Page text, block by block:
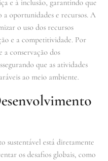
e à inclusão, garantindo que
a oportunidades e recursos. A
o uso dos recursos
e a competitividade. Por
conservação dos
que as atividades
ao meio ambiente.
sustentável está diretamente
os desafios globais, como